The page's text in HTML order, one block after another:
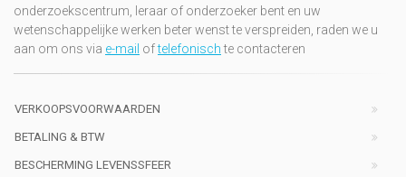
onderzoekscentrum, leraar of onderzoeker bent en uw
wetenschappelijke werken beter wenst te verspreiden, raden we u
aan om ons via e-mail oftelefonischte contacteren
VERKOOPSVOORWAARDEN
BETALING & BTW
BESCHERMING LEVENSSFEER